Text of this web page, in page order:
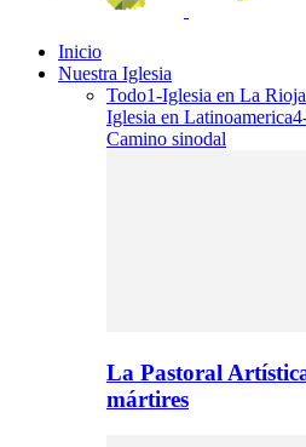
Inicio
Nuestra Iglesia
Todo1-Iglesia en La Rioja
Iglesia en Latinoamerica
Camino sinodal
La Pastoral
mártires